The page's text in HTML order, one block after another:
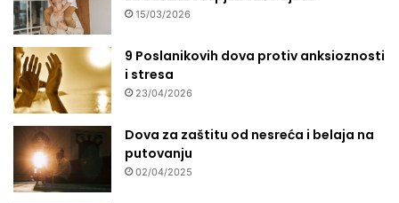
15/03/2026
9 Poslanikovih dova protiv anksioznosti
i stresa
23/04/2026
Dova za zaštitu od nesreća i belaja na
putovanju
02/04/2025